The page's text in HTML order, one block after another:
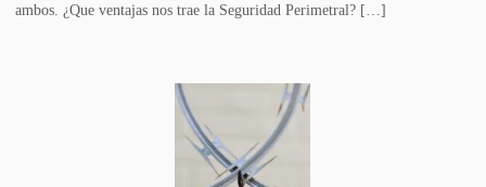
ambos. ¿Que ventajas nos trae la Seguridad Perimetral? […]